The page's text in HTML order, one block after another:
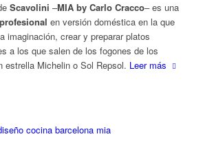
Scavolini –MIA by Carlo Cracco– es una
en versión doméstica en la que
imaginación, crear y preparar platos
a los que salen de los fogones de los
estrella Michelin o Sol Repsol. Leer más